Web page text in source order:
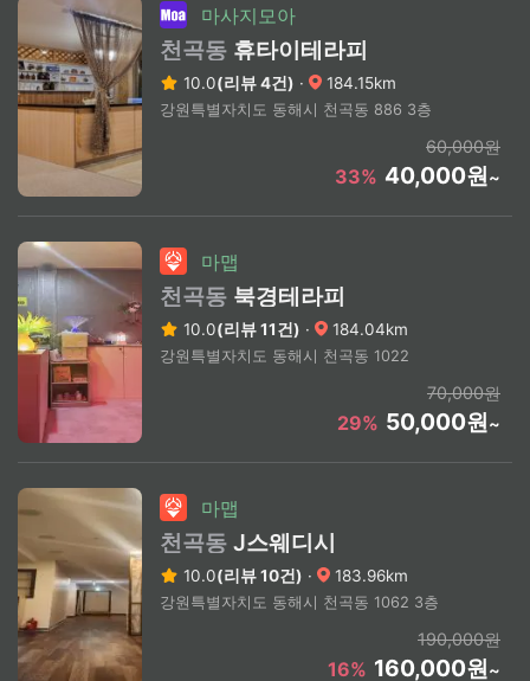
마사지모아
천곡동 휴타이테라피
10.0(리뷰 4건) · 184.15km
강원특별자치도 동해시 천곡동 886 3층
60,000원
33% 40,000원~
마맵
천곡동 북경테라피
10.0(리뷰 11건) · 184.04km
강원특별자치도 동해시 천곡동 1022
70,000원
29% 50,000원~
마맵
천곡동 J스웨디시
10.0(리뷰 10건) · 183.96km
강원특별자치도 동해시 천곡동 1062 3층
190,000원
16% 160,000원~